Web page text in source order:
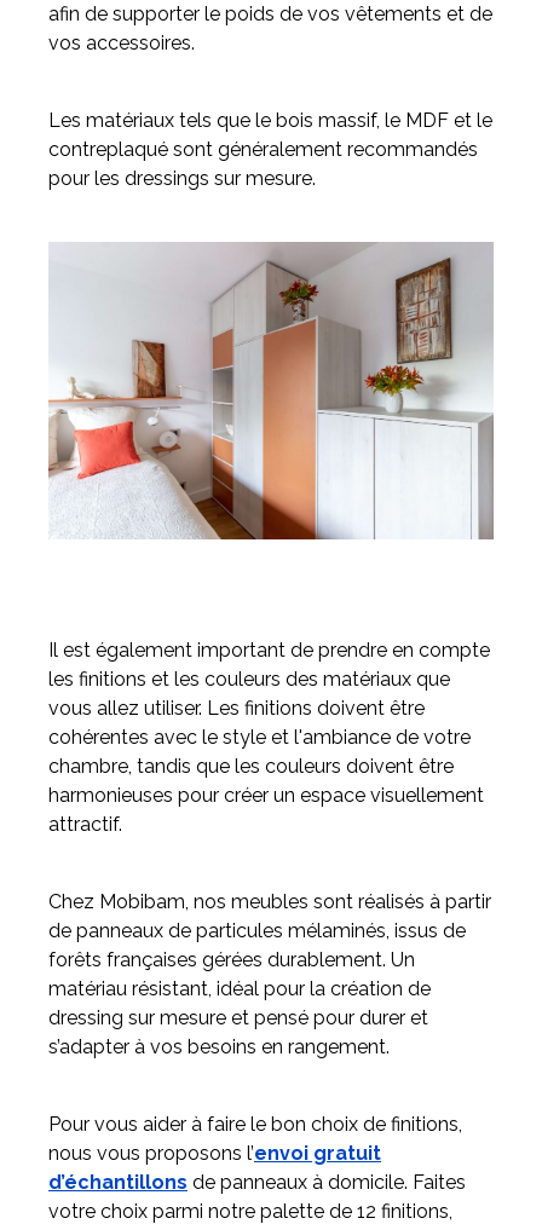
afin de supporter le poids de vos vêtements et de
vos accessoires.
Les matériaux tels que le bois massif, le MDF et le
contreplaqué sont généralement recommandés
pour les dressings sur mesure.
Il est également important de prendre en compte
les finitions et les couleurs des matériaux que
vous allez utiliser. Les finitions doivent être
cohérentes avec le style et l'ambiance de votre
chambre, tandis que les couleurs doivent être
harmonieuses pour créer un espace visuellement
attractif.
Chez Mobibam, nos meubles sont réalisés à partir
de panneaux de particules mélaminés, issus de
forêts françaises gérées durablement. Un
matériau résistant, idéal pour la création de
dressing sur mesure et pensé pour durer et
s’adapter à vos besoins en rangement.
Pour vous aider à faire le bon choix de finitions,
nous vous proposons l’envoi gratuit
d’échantillons de panneaux à domicile. Faites
votre choix parmi notre palette de 12 finitions,